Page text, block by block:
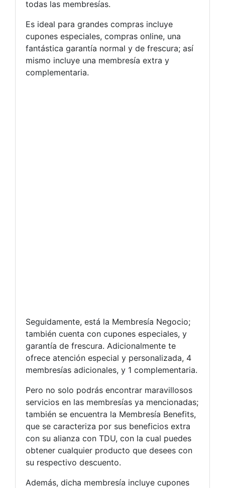
todas las membresías.
Es ideal para grandes compras incluye
cupones especiales, compras online, una
fantástica garantía normal y de frescura; así
mismo incluye una membresía extra y
complementaria.
Seguidamente, está la Membresía Negocio;
también cuenta con cupones especiales, y
garantía de frescura. Adicionalmente te
ofrece atención especial y personalizada, 4
membresías adicionales, y 1 complementaria.
Pero no solo podrás encontrar maravillosos
servicios en las membresías ya mencionadas;
también se encuentra la Membresía Benefits,
que se caracteriza por sus beneficios extra
con su alianza con TDU, con la cual puedes
obtener cualquier producto que desees con
su respectivo descuento.
Además, dicha membresía incluye cupones